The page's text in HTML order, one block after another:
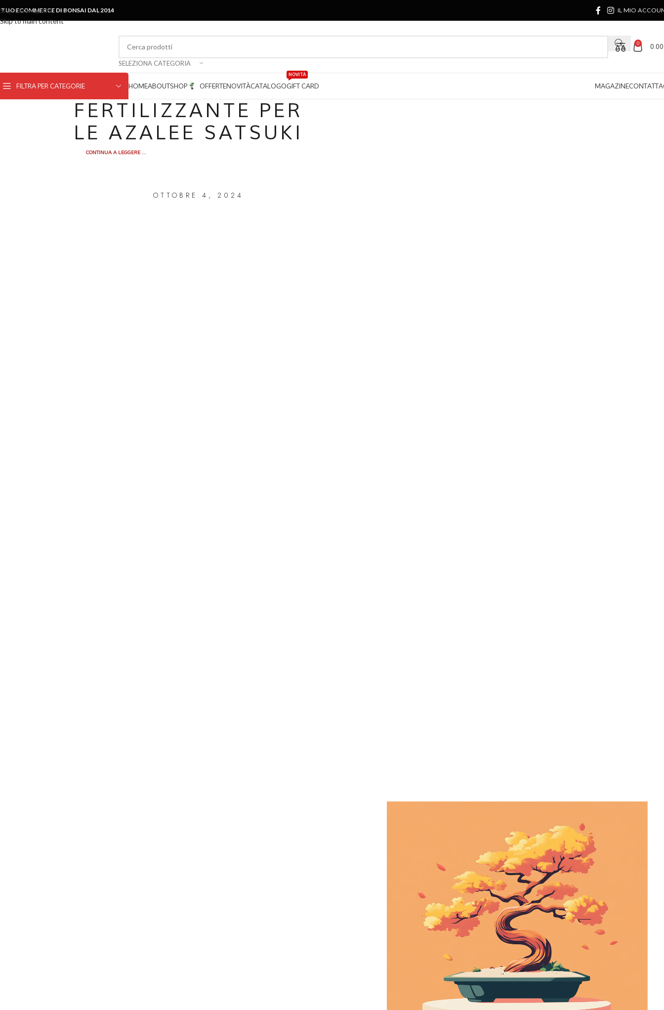
Skip to navigation
Skip to main content
TUO ECOMMERCE DI BONSAI DAL 2014 IL MIO
SELEZIONA CATEGORIA
0
FILTRA PER CATEGORIE HOMEABOUTSHOP OFFERTENOVITÀCATALOGOGIFT CARD
NOVITÀ
MAGAZINE
FERTILIZZANTE PER
LE AZALEE SATSUKI
CONTINUA A LEGGERE ...
OTTOBRE 4, 2024